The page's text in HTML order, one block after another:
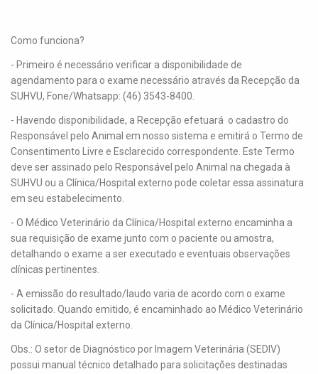
Como funciona?
- Primeiro é necessário verificar a disponibilidade de
agendamento para o exame necessário através da Recepção da
SUHVU, Fone/Whatsapp: (46) 3543-8400.
- Havendo disponibilidade, a Recepção efetuará o cadastro do
Responsável pelo Animal em nosso sistema e emitirá o Termo de
Consentimento Livre e Esclarecido correspondente. Este Termo
deve ser assinado pelo Responsável pelo Animal na chegada à
SUHVU ou a Clínica/Hospital externo pode coletar essa assinatura
em seu estabelecimento.
- O Médico Veterinário da Clínica/Hospital externo encaminha a
sua requisição de exame junto com o paciente ou amostra,
detalhando o exame a ser executado e eventuais observações
clínicas pertinentes.
- A emissão do resultado/laudo varia de acordo com o exame
solicitado. Quando emitido, é encaminhado ao Médico Veterinário
da Clínica/Hospital externo.
Obs .: O setor de Diagnóstico por Imagem Veterinária (SEDIV)
possui manual técnico detalhado para solicitações destinadas